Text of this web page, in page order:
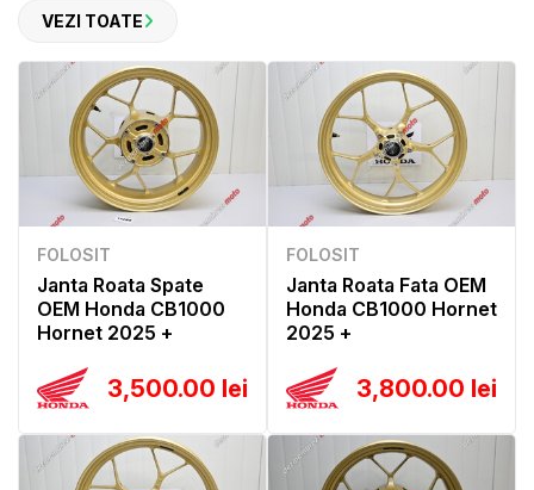
VEZI TOATE
FOLOSIT
Janta Roata Spate
OEM Honda CB1000
Hornet 2025 +
3,500.00 lei
FOLOSIT
Janta Roata Fata OEM
Honda CB1000 Hornet
2025 +
3,800.00 lei